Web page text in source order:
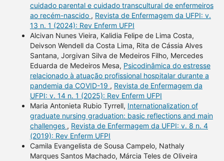
cuidado parental e cuidado transcultural de enfermeiros
ao recém-nascido , Revista de Enfermagem da UFPI: v.
13 n. 1 (2024): Rev Enferm UFPI
Alcivan Nunes Vieira, Kalidia Felipe de Lima Costa,
Deivson Wendell da Costa Lima, Rita de Cássia Alves
Santana, Jorgivan Silva de Medeiros Filho, Mercedes
Eduarda de Medeiros Mesa, Psicodinâmica do estresse
relacionado à atuação profissional hospitalar durante a
pandemia da COVID-19 , Revista de Enfermagem da
UFPI: v. 14 n. 1 (2025): Rev Enferm UFPI
Maria Antonieta Rubio Tyrrell, Internationalization of
graduate nursing graduation: basic reflections and main
challenges , Revista de Enfermagem da UFPI: v. 8 n. 4
(2019): Rev Enferm UFPI
Camila Evangelista de Sousa Campelo, Nathaly
Marques Santos Machado, Márcia Teles de Oliveira